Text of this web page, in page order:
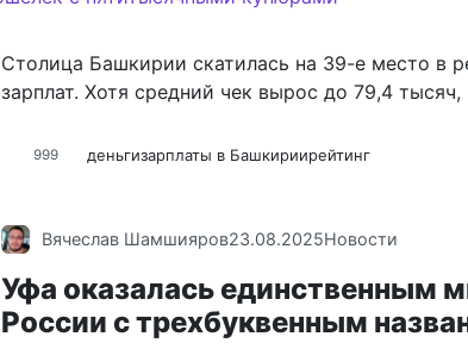
Столица Башкирии скатилась на 39-е место в
зарплат. Хотя средний чек вырос до 79,4
999 деньгизарплаты в Башкириирейтинг
Вячеслав Шамшияров23.08.2025Новости
Уфа оказалась единственным
России с трехбуквенным